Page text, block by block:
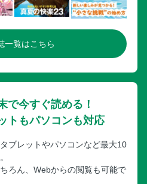
一覧はこちら
で今すぐ読める！
トもパソコンも対応
ブレットやパソコンなど最大10
ろん、Webからの閲覧も可能で